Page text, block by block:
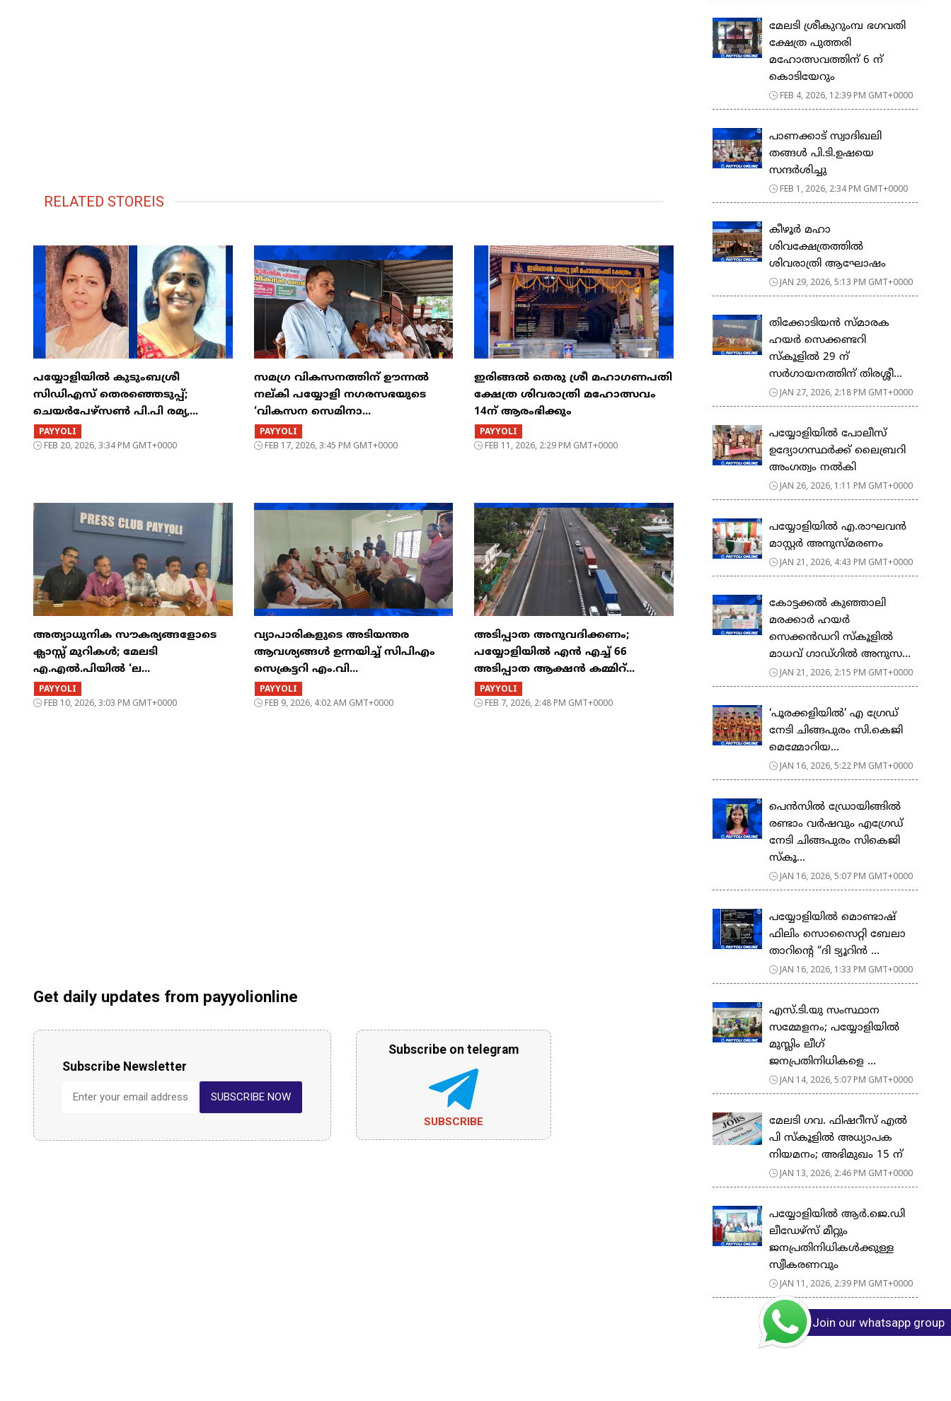
RELATED STOREIS
പയ്യോളിയിൽ കുടുംബശ്രീ
സിഡിഎസ് തെരഞ്ഞെടുപ്പ്;
ചെയർപേഴ്സൺ പി.പി രമ്യ,...
PAYYOLI
FEB 20, 2026, 3:34 PM GMT+0000
സമഗ്ര വികസനത്തിന് ഊന്നൽ
നല്കി പയ്യോളി നഗരസഭയുടെ
‘വികസന സെമിനാ...
PAYYOLI
FEB 17, 2026, 3:45 PM GMT+0000
ഇരിങ്ങൽ തെരു ശ്രീ മഹാഗണപതി
ക്ഷേത്ര ശിവരാത്രി മഹോത്സവം
14ന് ആരംഭിക്കും
PAYYOLI
FEB 11, 2026, 2:29 PM GMT+0000
അത്യാധുനിക സൗകര്യങ്ങളോടെ
ക്ലാസ്സ് മുറികൾ; മേലടി
എ.എൽ.പിയിൽ ‘ല...
PAYYOLI
FEB 10, 2026, 3:03 PM GMT+0000
വ്യാപാരികളുടെ അടിയന്തര
ആവശ്യങ്ങൾ ഉന്നയിച്ച് സിപിഎം
സെക്രട്ടറി എം.വി...
PAYYOLI
FEB 9, 2026, 4:02 AM GMT+0000
അടിപ്പാത അനുവദിക്കണം;
പയ്യോളിയിൽ എൻ എച്ച് 66
അടിപ്പാത ആക്ഷൻ കമ്മിറ്...
PAYYOLI
FEB 7, 2026, 2:48 PM GMT+0000
Get daily updates from payyolionline
Subscribe Newsletter
SUBSCRIBE NOW
Subscribe on telegram
SUBSCRIBE
മേലടി ശ്രീകുറുംമ്പ ഭഗവതി
ക്ഷേത്ര പുത്തരി
മഹോത്സവത്തിന് 6 ന്
കൊടിയേറും
FEB 4, 2026, 12:39 PM GMT+0000
പാണക്കാട് സ്വാദിഖലി
തങ്ങൾ പി.ടി.ഉഷയെ
സന്ദർശിച്ചു
FEB 1, 2026, 2:34 PM GMT+0000
കീഴൂർ മഹാ
ശിവക്ഷേത്രത്തിൽ
ശിവരാത്രി ആഘോഷം
JAN 29, 2026, 5:13 PM GMT+0000
തിക്കോടിയൻ സ്മാരക
ഹയർ സെക്കണ്ടറി
സ്കൂളിൽ 29 ന്
സർഗായനത്തിന് തിരശ്ശീ...
JAN 27, 2026, 2:18 PM GMT+0000
പയ്യോളിയിൽ പോലീസ്
ഉദ്യോഗസ്ഥർക്ക് ലൈബ്രറി
അംഗത്വം നൽകി
JAN 26, 2026, 1:11 PM GMT+0000
പയ്യോളിയിൽ എ.രാഘവൻ
മാസ്റ്റർ അനുസ്മരണം
JAN 21, 2026, 4:43 PM GMT+0000
കോട്ടക്കൽ കുഞ്ഞാലി
മരക്കാർ ഹയർ
സെക്കൻഡറി സ്കൂളിൽ
മാധവ് ഗാഡ്ഗിൽ അനുസ...
JAN 21, 2026, 2:15 PM GMT+0000
‘പൂരക്കളിയിൽ’ എ ഗ്രേഡ്
നേടി ചിങ്ങപുരം സി.കെജി
മെമ്മോറിയ...
JAN 16, 2026, 5:22 PM GMT+0000
പെൻസിൽ ഡ്രോയിങ്ങിൽ
രണ്ടാം വർഷവും എഗ്രേഡ്
നേടി ചിങ്ങപുരം സികെജി
സ്കൂ...
JAN 16, 2026, 5:07 PM GMT+0000
പയ്യോളിയിൽ മൊണ്ടാഷ്
ഫിലിം സൊസൈറ്റി ബേലാ
താറിന്റെ “ദി ട്യൂറിൻ ...
JAN 16, 2026, 1:33 PM GMT+0000
എസ്.ടി.യു സംസ്ഥാന
സമ്മേളനം; പയ്യോളിയിൽ
മുസ്ലിം ലീഗ്
ജനപ്രതിനിധികളെ ...
JAN 14, 2026, 5:07 PM GMT+0000
മേലടി ഗവ. ഫിഷറീസ് എൽ
പി സ്കൂളിൽ അധ്യാപക
നിയമനം; അഭിമുഖം 15 ന്
JAN 13, 2026, 2:46 PM GMT+0000
പയ്യോളിയിൽ ആർ.ജെ.ഡി
ലീഡേഴ്‌സ് മീറ്റും
ജനപ്രതിനിധികൾക്കുള്ള
സ്വീകരണവും
JAN 11, 2026, 2:39 PM GMT+0000
Join our whatsapp group